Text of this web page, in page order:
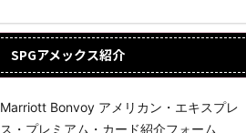
SPGアメックス紹介
Marriott Bonvoy アメリカン・エキスプレ
ス・プレミアム・カード紹介フォーム